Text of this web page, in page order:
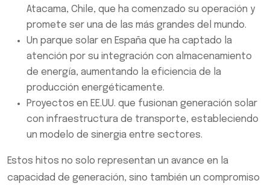
Atacama, Chile, que ha comenzado su operación y
promete ser una de las más grandes del mundo.
Un parque solar en España que ha captado la
atención por su integración con almacenamiento
de energía, aumentando la eficiencia de la
producción energéticamente.
Proyectos en EE.UU. que fusionan generación solar
con infraestructura de transporte, estableciendo
un modelo de sinergia entre sectores.
Estos hitos no solo representan un avance en la
capacidad de generación, sino también un compromiso